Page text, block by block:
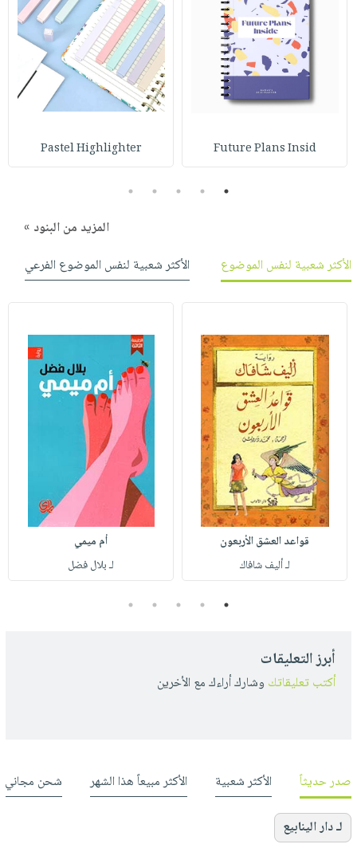
وفرات
انشر
كتابك
تواصل
Future Plans Insid
Pastel Highlighter
1
2
3
4
5
المزيد من البنود »
الأكثر شعبية لنفس الموضوع
الأكثر شعبية لنفس الموضوع الفرعي
قواعد العشق الأربعون
لـ أليف شافاك
أم ميمي
لـ بلال فضل
1
2
3
4
5
أبرز التعليقات
أكتب تعليقاتك وشارك أراءك مع الأخرين
صدر حديثاً الأكثر شعبية الأكثر مبيعاً هذا الشهر شحن مجاني
لـ دار الينابيع